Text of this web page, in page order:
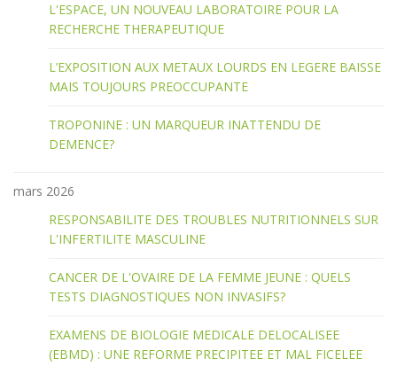
L'ESPACE, UN NOUVEAU LABORATOIRE POUR LA
RECHERCHE THERAPEUTIQUE
L’EXPOSITION AUX METAUX LOURDS EN LEGERE BAISSE
MAIS TOUJOURS PREOCCUPANTE
TROPONINE : UN MARQUEUR INATTENDU DE
DEMENCE?
mars 2026
RESPONSABILITE DES TROUBLES NUTRITIONNELS SUR
L'INFERTILITE MASCULINE
CANCER DE L'OVAIRE DE LA FEMME JEUNE : QUELS
TESTS DIAGNOSTIQUES NON INVASIFS?
EXAMENS DE BIOLOGIE MEDICALE DELOCALISEE
(EBMD) : UNE REFORME PRECIPITEE ET MAL FICELEE